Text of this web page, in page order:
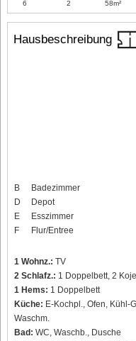
Hausbeschreibung
B
Badezimmer
D
Depot
E
Esszimmer
F
Flur/Entree
1 Wohnz.: TV
2 Schlafz.: 1 Doppelbett, 2
1 Hems: 1 Doppelbett
Küche: E-Kochpl., Ofen, Kühl-
Waschm.
Bad: WC, Waschb., Dusche
6 2 58m²